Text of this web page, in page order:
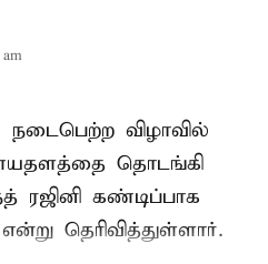
விழாவில்
தொடங்கி
ரஜினி கண்டிப்பாக
தெரிவித்துள்ளார்.